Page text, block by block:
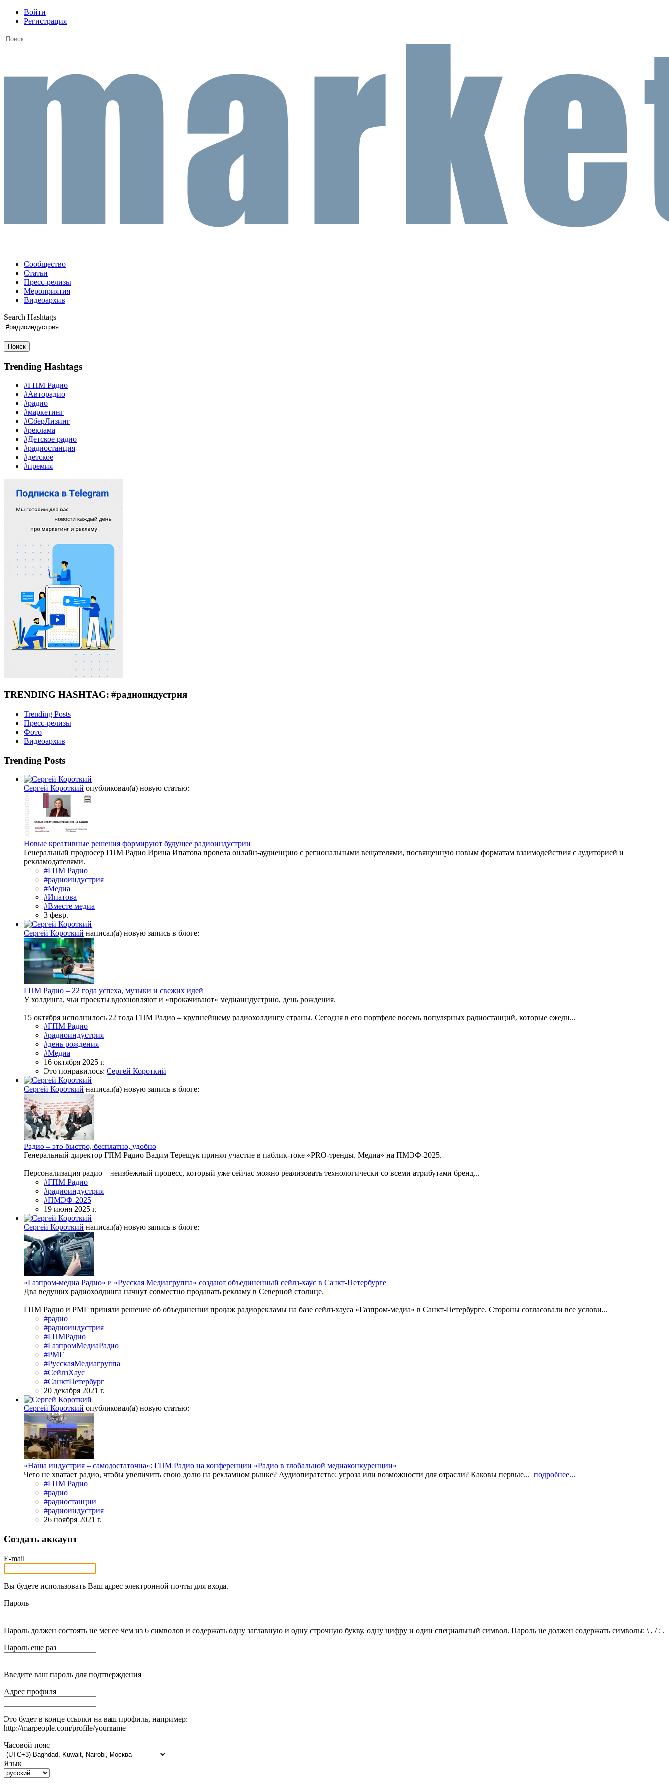
Войти
Регистрация
Сообщество
Статьи
Пресс-релизы
Мероприятия
Видеоархив
Search Hashtags
Поиск
Trending Hashtags
#ГПМ Радио
#Авторадио
#радио
#маркетинг
#СберЛизинг
#реклама
#Детское радио
#радиостанция
#детское
#премия
TRENDING HASHTAG: #радиоиндустрия
Trending Posts
Пресс-релизы
Фото
Видеоархив
Trending Posts
Сергей Короткий опубликовал(а) новую статью:
Новые креативные решения формируют будущее радиоиндустрии
Генеральный продюсер ГПМ Радио Ирина Ипатова провела онлайн-аудиенцию с региональными вещателями, посвященную новым форматам взаимодействия с аудиторией и
рекламодателями.
#ГПМ Радио
#радиоиндустрия
#Медиа
#Ипатова
#Вместе медиа
3 февр.
Сергей Короткий написал(а) новую запись в блоге:
ГПМ Радио – 22 года успеха, музыки и свежих идей
У холдинга, чьи проекты вдохновляют и «прокачивают» медиаиндустрию, день рождения.
15 октября исполнилось 22 года ГПМ Радио – крупнейшему радиохолдингу страны. Сегодня в его портфеле восемь популярных радиостанций, которые ежедн...
#ГПМ Радио
#радиоиндустрия
#день рождения
#Медиа
16 октября 2025 г.
Это понравилось: Сергей Короткий
Сергей Короткий написал(а) новую запись в блоге:
Радио – это быстро, бесплатно, удобно
Генеральный директор ГПМ Радио Вадим Терещук принял участие в паблик-токе «PRO-тренды. Медиа» на ПМЭФ-2025.
Персонализация радио – неизбежный процесс, который уже сейчас можно реализовать технологически со всеми атрибутами бренд...
#ГПМ Радио
#радиоиндустрия
#ПМЭФ-2025
19 июня 2025 г.
Сергей Короткий написал(а) новую запись в блоге:
«Газпром-медиа Радио» и «Русская Медиагруппа» создают объединенный сейлз-хаус в Санкт-Петербурге
Два ведущих радиохолдинга начнут совместно продавать рекламу в Северной столице.
ГПМ Радио и РМГ приняли решение об объединении продаж радиорекламы на базе сейлз-хауса «Газпром-медиа» в Санкт-Петербурге. Стороны согласовали все услови...
#радио
#радиоиндустрия
#ГПМРадио
#ГазпромМедиаРадио
#РМГ
#РусскаяМедиагруппа
#СейлзХаус
#СанктПетербург
20 декабря 2021 г.
Сергей Короткий опубликовал(а) новую статью:
«Наша индустрия – самодостаточна»: ГПМ Радио на конференции «Радио в глобальной медиаконкуренции»
Чего не хватает радио, чтобы увеличить свою долю на рекламном рынке? Аудиопиратство: угроза или возможности для отрасли? Каковы первые... подробнее...
#ГПМ Радио
#радио
#радиостанции
#радиоиндустрия
26 ноября 2021 г.
Создать аккаунт
E-mail
Вы будете использовать Ваш адрес электронной почты для входа.
Пароль
Пароль должен состоять не менее чем из 6 символов и содержать одну заглавную и одну строчную букву, одну цифру и один специальный символ. Пароль не должен содержать символы: \ , / : .
Пароль еще раз
Введите ваш пароль для подтверждения
Адрес профиля
Это будет в конце ссылки на ваш профиль, например:
http://marpeople.com/profile/yourname
Часовой пояс
Язык